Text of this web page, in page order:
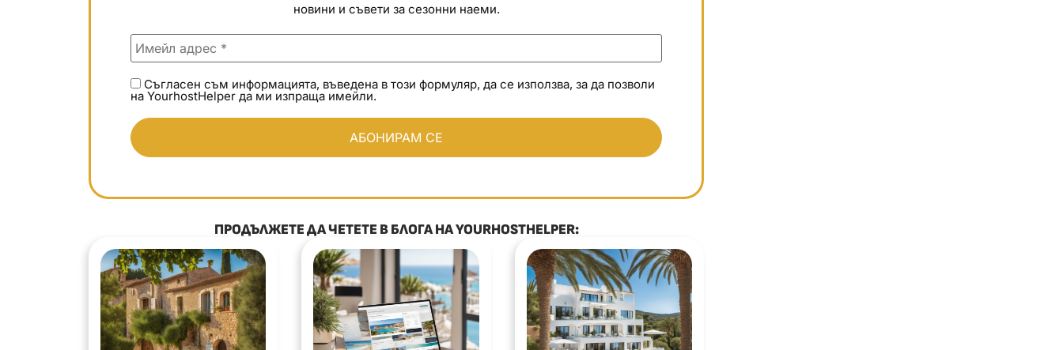
новини и съвети за сезонни наеми.
Съгласен съм информацията, въведена в този формуляр, да се използва, за да позволи
на YourhostHelper да ми изпраща имейли.
ПРОДЪЛЖЕТЕ ДА ЧЕТЕТЕ В БЛОГА НА YOURHOSTHELPER: